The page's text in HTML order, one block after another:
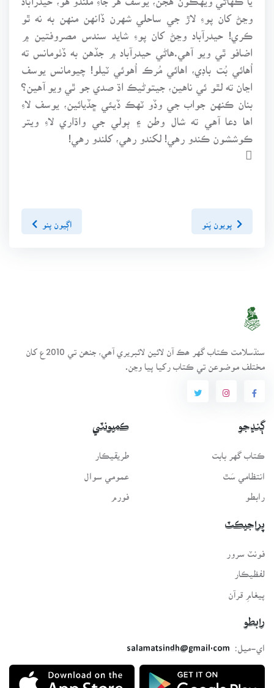
وڃڻ کان پوءِ لاڙ جي ساحلي شهرن ڏانهن منهن به نه ٿو
ڪري! حيدرآباد وڃڻ کان پوءِ شايد سندس مصروفتين ۾
اضافو ٿي ويو آهي.هاڻي حيدرآباد ۾ جڏهن به ڏٺومانس ته
اُهائي بُت باڊي، اهائي مُرڪ اُهوئي ٽيلو! چيومانس يوسف
اڃان ته لٿو ئي ناهين، جيتوڻيڪ اڌ صدي جو ٿي ويو آهين؟
بنان ڪنهن جواب جي وڏو ٽهڪ ڏيئي ڇڏيائين، يوسف لاءِ
اها دعا آهي ته شال وطن ۽ ٻولي جي واڌاري لاءِ ويتر
ڪوششون ڪندو رهي! لکندو رهي، کلندو رهي!

پويون پَنو اڳيون پنو
سنڌسلامت ڪتاب گهر ھڪ آن لائين لائبريري آھي، جنھن تي 2010ع کان
مختلف موضوعن تي ڪتاب رکيا پيا وڃن.
ڳنڍجو
ڪتاب گهر بابت
انتظامي سَٿ
رابطو
ڪميونٽي
طريقيڪار
عمومي سوال
فورم
پراجيڪٽ
لفظيڪار
پيغامِ قرآن
رابطو
اي-ميل:
salamatsindh@gmail.com